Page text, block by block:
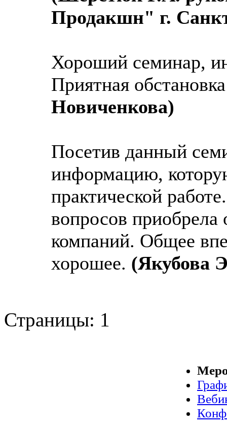
Продакшн" г.
Хороший семинар,
Приятная
Посетив данный
информацию,
практической
вопросов приобрела
компаний. Общее
хорошее. (Якубова
Страницы: 1